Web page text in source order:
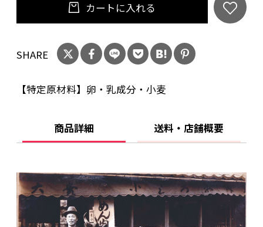
カートに入れる
SHARE
【特定原材料】卵・乳成分・小麦
商品詳細 送料・店舗概要